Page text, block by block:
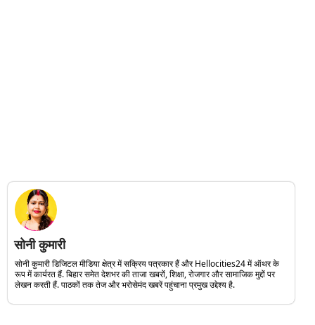
सोनी कुमारी
सोनी कुमारी डिजिटल मीडिया क्षेत्र में सक्रिय पत्रकार हैं और Hellocities24 में ऑथर के
रूप में कार्यरत हैं. बिहार समेत देशभर की ताजा खबरों, शिक्षा, रोजगार और सामाजिक मुद्दों पर
लेखन करती हैं. पाठकों तक तेज और भरोसेमंद खबरें पहुंचाना प्रमुख उद्देश्य है.